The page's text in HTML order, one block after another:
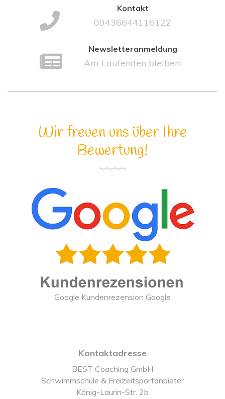
Kontakt
00436644116122
Newsletteranmeldung
Am Laufenden bleiben!
Wir freuen uns über Ihre
Bewertung!
Google Kundenrezension Google
Kontaktadresse
BEST Coaching GmbH
Schwimmschule & Freizeitsportanbieter
König-Laurin-Str. 2b